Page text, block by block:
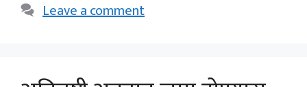
Leave a comment